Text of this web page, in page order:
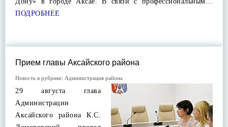
ПОДРОБНЕЕ
Прием главы Аксайского района
Новость в рубрике: Администрация района
29 августа глава
Администрации
Аксайского района К.С.